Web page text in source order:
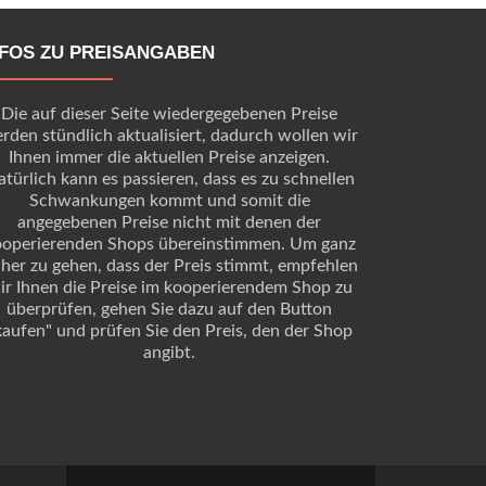
ZU PREISANGABEN
Die auf dieser Seite wiedergegebenen Preise
stündlich aktualisiert, dadurch wollen wir
Ihnen immer die aktuellen Preise anzeigen.
kann es passieren, dass es zu schnellen
Schwankungen kommt und somit die
angegebenen Preise nicht mit denen der
Shops übereinstimmen. Um ganz
zu gehen, dass der Preis stimmt, empfehlen
Ihnen die Preise im kooperierendem Shop zu
überprüfen, gehen Sie dazu auf den Button
und prüfen Sie den Preis, den der Shop
angibt.